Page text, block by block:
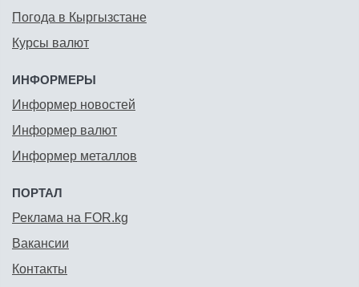
Погода в Кыргызстане
Курсы валют
ИНФОРМЕРЫ
Информер новостей
Информер валют
Информер металлов
ПОРТАЛ
Реклама на FOR.kg
Вакансии
Контакты